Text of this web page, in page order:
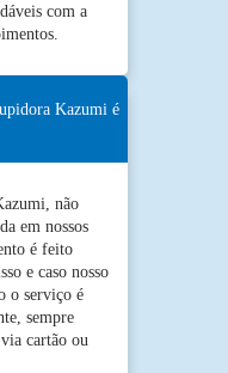
com a
Kazumi é
não
em nossos
é feito
e caso nosso
o serviço é
sempre
cartão ou